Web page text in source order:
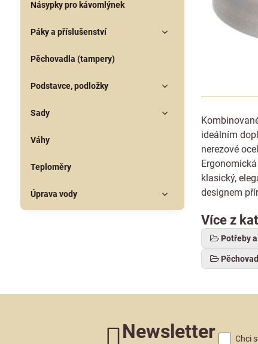
ideálním
nerezové
klasický,
designem
Více z
Potřeby
Násypky pro kávomlýnek
Páky a příslušenství
Pěchovadla (tampery)
Podstavce, podložky
Sady
Váhy
Teploměry
Úprava vody
Newsletter Chci